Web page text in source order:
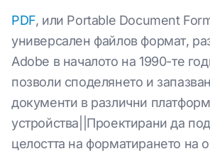
PDF, или Portable Document
универсален файлов формат,
Adobe в началото на 1990-те
позволи споделянето и
документи в различни
устройства||Проектирани да
целостта на форматирането на